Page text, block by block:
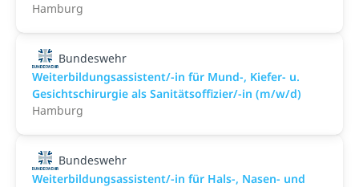
Hamburg
Bundeswehr
Weiterbildungsassistent/-in für Mund-, Kiefer- u.
Gesichtschirurgie als Sanitätsoffizier/-in (m/w/d)
Hamburg
Bundeswehr
Weiterbildungsassistent/-in für Hals-, Nasen- und